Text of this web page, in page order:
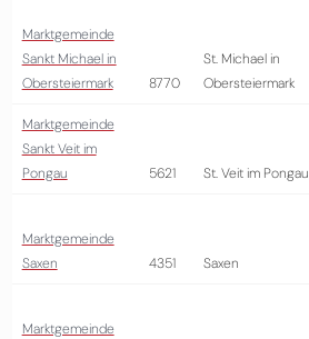
Marktgemeinde
Sankt Michael in
Obersteiermark
8770
St. Michael in
Obersteiermark
Marktgemeinde
Sankt Veit im
Pongau
5621 St. Veit im Pongau
Marktgemeinde
Saxen
4351 Saxen
Marktgemeinde